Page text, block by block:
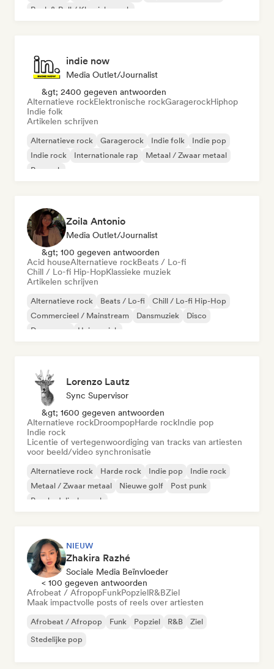
Rock & Roll / Klassieke rock
indie now
Media Outlet/Journalist
&gt; 2400 gegeven antwoorden
Alternatieve rockElektronische rockGaragerockHiphop
Indie folk
Artikelen schrijven
Alternatieve rock Garagerock Indie folk
Indie pop
Indie rock
Internationale rap
Metaal / Zwaar metaal
Poprock
Zoila Antonio
Media Outlet/Journalist
&gt; 100 gegeven antwoorden
Acid houseAlternatieve rockBeats / Lo-fi
Chill / Lo-fi Hip-HopKlassieke muziek
Artikelen schrijven
Alternatieve rock Beats / Lo-fi
Chill / Lo-fi Hip-Hop
Commercieel / Mainstream
Dansmuziek
Disco
Droompop
Huismuziek
Lorenzo Lautz
Sync Supervisor
&gt; 1600 gegeven antwoorden
Alternatieve rockDroompopHarde rockIndie pop
Indie rock
Licentie of vertegenwoordiging van tracks van artiesten
voor beeld/video synchronisatie
Alternatieve rock Harde rock Indie pop
Indie rock
Metaal / Zwaar metaal
Nieuwe golf
Post punk
Psychedelische rock
NIEUW
Zhakira Razhé
Sociale Media Beïnvloeder
< 100 gegeven antwoorden
Afrobeat / AfropopFunkPopzielR&BZiel
Maak impactvolle posts of reels over artiesten
Afrobeat / Afropop Funk Popziel R&B
Ziel
Stedelijke pop